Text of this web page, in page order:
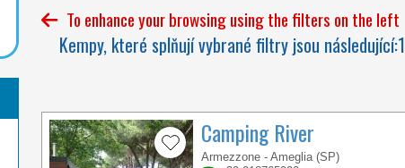
To enhance your browsing using the filters on the left
Kempy, které splňují vybrané filtry jsou následující:1
Camping River
Armezzone - Ameglia (SP)